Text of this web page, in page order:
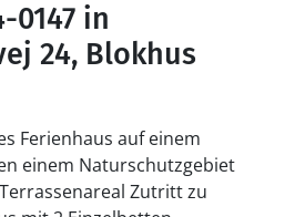
0147 in
24, Blokhus
Ferienhaus auf einem
einem Naturschutzgebiet
Zutritt zu